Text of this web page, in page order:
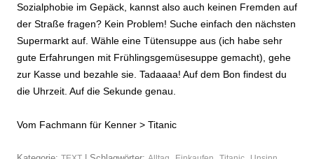
Sozialphobie im Gepäck, kannst also auch keinen Fremden auf
der Straße fragen? Kein Problem! Suche einfach den nächsten
Supermarkt auf. Wähle eine Tütensuppe aus (ich habe sehr
gute Erfahrungen mit Frühlingsgemüsesuppe gemacht), gehe
zur Kasse und bezahle sie. Tadaaaa! Auf dem Bon findest du
die Uhrzeit. Auf die Sekunde genau.
Vom Fachmann für Kenner > Titanic